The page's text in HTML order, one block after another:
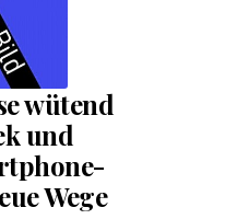
wütend
und
Wege